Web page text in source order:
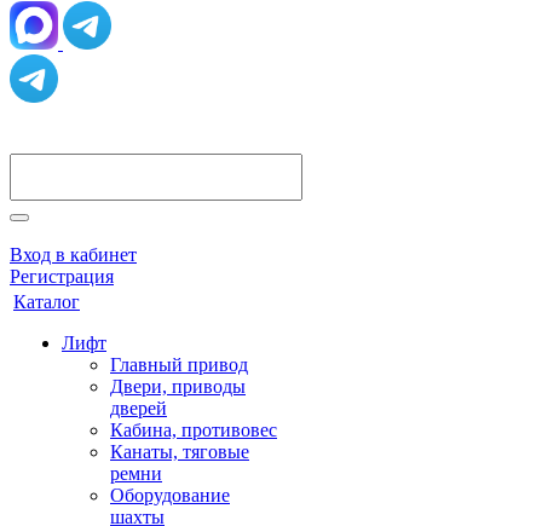
Вход в кабинет
Регистрация
Каталог
Лифт
Главный привод
Двери, приводы
дверей
Кабина, противовес
Канаты, тяговые
ремни
Оборудование
шахты